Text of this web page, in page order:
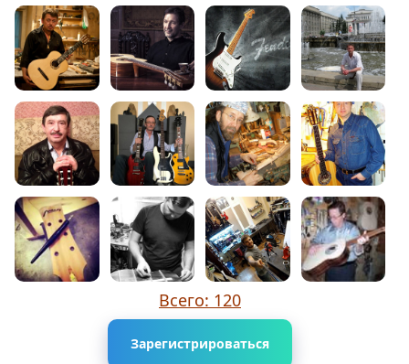
Всего: 120
Зарегистрироваться